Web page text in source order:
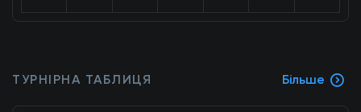
ТУРНІРНА ТАБЛИЦЯ Більше